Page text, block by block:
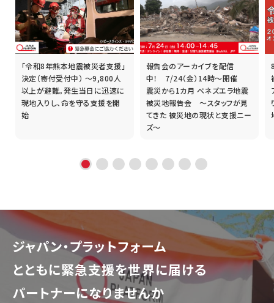
「令和8年熊本地震被災者支援」
決定（寄付受付中） ～9,800人
以上が避難。発生当日に迅速に
現地入りし、命を守る支援を開
始
報告会のアーカイブを配信
中！ 7/24（金）14時～開催
震災から1カ月 ベネズエラ地震
被災地報告会 ～スタッフが見
てきた 被災地の現状と支援ニー
ズ～
ジャパン・プラットフォーム
とともに緊急支援を世界に届ける
パートナーになりませんか